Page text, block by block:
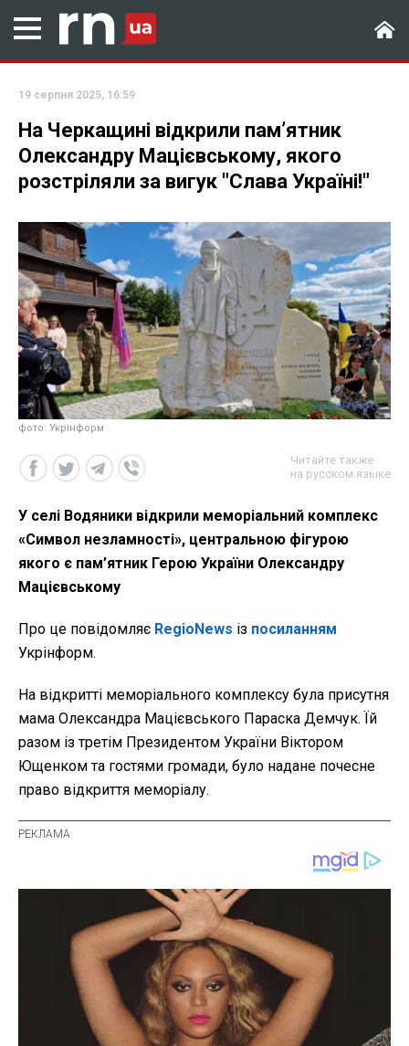
19 серпня 2025, 16:59
На Черкащині відкрили пам’ятник
Олександру Мацієвському, якого
розстріляли за вигук "Слава Україні!"
фото: Укрінформ
Читайте также
на русском языке
У селі Водяники відкрили меморіальний комплекс
«Символ незламності», центральною фігурою
якого є пам’ятник Герою України Олександру
Мацієвському
Про це повідомляє RegioNews із посиланням
Укрінформ.
На відкритті меморіального комплексу була присутня
мама Олександра Мацієвського Параска Демчук. Їй
разом із третім Президентом України Віктором
Ющенком та гостями громади, було надане почесне
право відкриття меморіалу.